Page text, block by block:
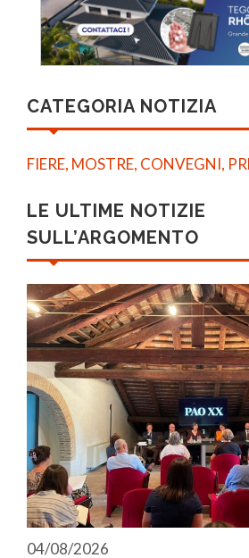
CATEGORIA NOTIZIA
FIERE, MOSTRE, CONVEGNI,
LE ULTIME NOTIZIE
SULL’ARGOMENTO
04/08/2026